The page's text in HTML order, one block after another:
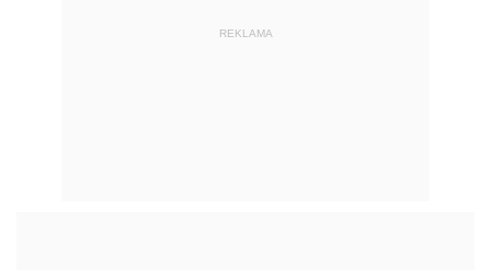
REKLAMA